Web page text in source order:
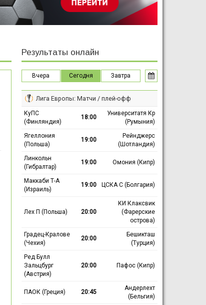
Результаты онлайн
Вчера Сегодня Завтра
Лига Европы: Матчи / плей-офф
КуПС
(Финляндия)
18:00
Университатя Кр
(Румыния)
Ягеллония
(Польша)
19:00
Рейнджерс
(Шотландия)
Линкольн
(Гибралтар)
19:00 Омония (Кипр)
Маккаби Т-А
(Израиль)
19:00 ЦСКА С (Болгария)
Лех П (Польша) 20:00
КИ Клаксвик
(Фарерские
острова)
Градец-Кралове
(Чехия)
20:00
Бешикташ
(Турция)
Ред Булл
Зальцбург
(Австрия)
20:00 Пафос (Кипр)
ПАОК (Греция) 20:45
Андерлехт
(Бельгия)